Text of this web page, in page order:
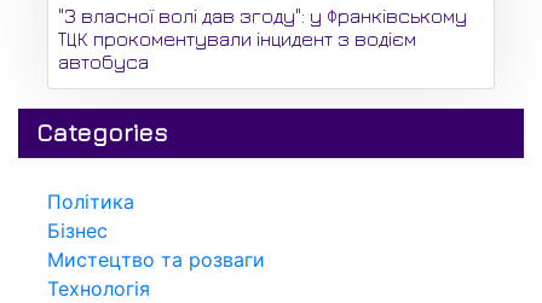
"З власної волі дав згоду": у Франківському
ТЦК прокоментували інцидент з водієм
автобуса
Categories
Політика
Бізнес
Мистецтво та розваги
Технологія